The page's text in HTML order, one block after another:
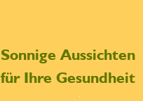
Sonnige Aussichten
für Ihre Gesundheit